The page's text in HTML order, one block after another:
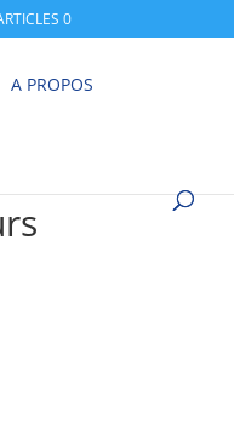
0
A PROPOS